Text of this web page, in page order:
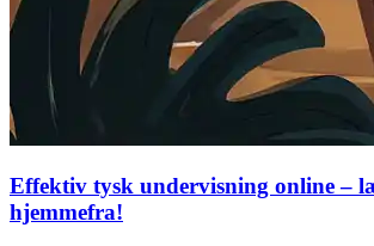
Effektiv tysk undervisning online –
hjemmefra!